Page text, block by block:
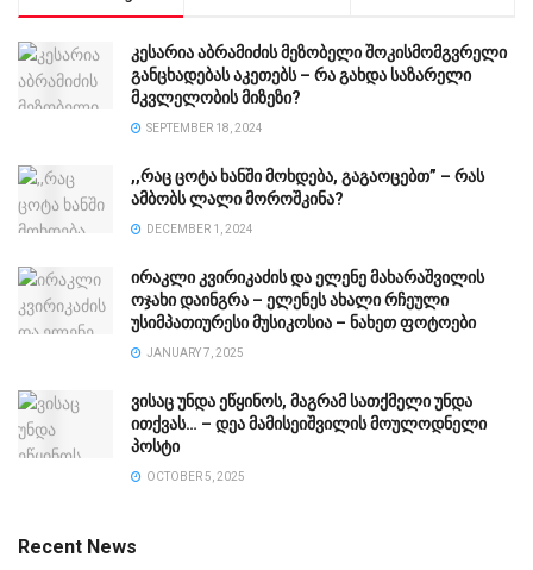
კესარია აბრამიძის მეზობელი შოკისმომგვრელი
განცხადებას აკეთებს – რა გახდა საზარელი
მკვლელობის მიზეზი?
SEPTEMBER 18, 2024
,,რაც ცოტა ხანში მოხდება, გაგაოცებთ” – რას
ამბობს ლალი მოროშკინა?
DECEMBER 1, 2024
ირაკლი კვირიკაძის და ელენე მახარაშვილის
ოჯახი დაინგრა – ელენეს ახალი რჩეული
უსიმპათიურესი მუსიკოსია – ნახეთ ფოტოები
JANUARY 7, 2025
ვისაც უნდა ეწყინოს, მაგრამ სათქმელი უნდა
ითქვას… – დეა მამისეიშვილის მოულოდნელი
პოსტი
OCTOBER 5, 2025
Recent News